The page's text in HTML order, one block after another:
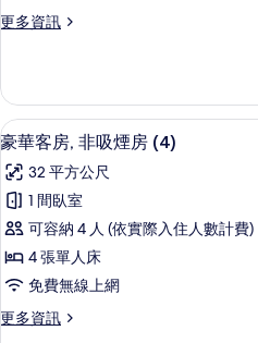
煙
(Stylish
Room
With
Sink)
的
所
有
相
更多資訊
更
房,
非
吸
房
(Stylish
Room
With
Sink)
的
詳
情
顯
示
豪
華
客
房,
吸
4
豪華客房, 非吸煙房 (4)
32 平方公尺
1 間臥室
可容納 4 人 (依實際入住人數計費)
4 張單人床
免費無線上網
更多資訊
更